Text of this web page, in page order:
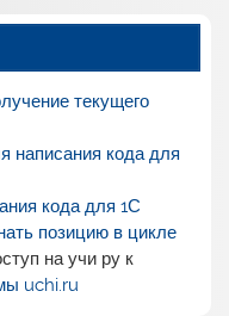
текущего
написания кода для
кода для 1С
позицию в цикле
на учи рук
uchi.ru